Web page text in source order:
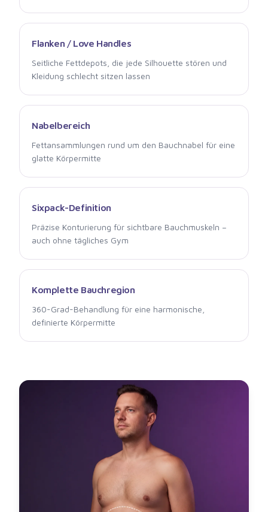
Flanken / Love Handles
Seitliche Fettdepots, die jede Silhouette stören und
Kleidung schlecht sitzen lassen
Nabelbereich
Fettansammlungen rund um den Bauchnabel für eine
glatte Körpermitte
Sixpack-Definition
Präzise Konturierung für sichtbare Bauchmuskeln –
auch ohne tägliches Gym
Komplette Bauchregion
360-Grad-Behandlung für eine harmonische,
definierte Körpermitte